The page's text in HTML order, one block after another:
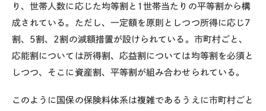
り、世帯人数に応じた均等割と 1世帯当たりの平等割から構
成されている。ただし、一定額を原則としつつ所得に応じ 7
割、 5割、 2割の減額措置が設けられている。市町村ごと、
応能割については所得割、応益割については均等割を必須と
しつつ、そこに資産割、平等割が組み合わせられている。
このように国保の保険料体系は複雑であるうえに市町村ごと